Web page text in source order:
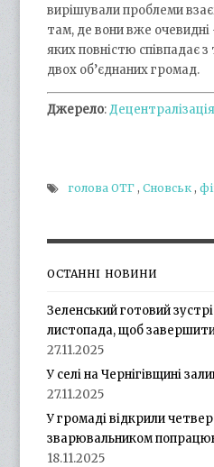
вирішували проблеми
там, де вони вже
яких повністю співпадає
двох об’єднаних громад.
Джерело:
голова ОТГ ,Сновськ ,
ОСТАННІ НОВИНИ
Зеленський готовий
листопада, щоб
27.11.2025
У селі на Чернігівщині
27.11.2025
У громаді відкрили
зварювальником
18.11.2025